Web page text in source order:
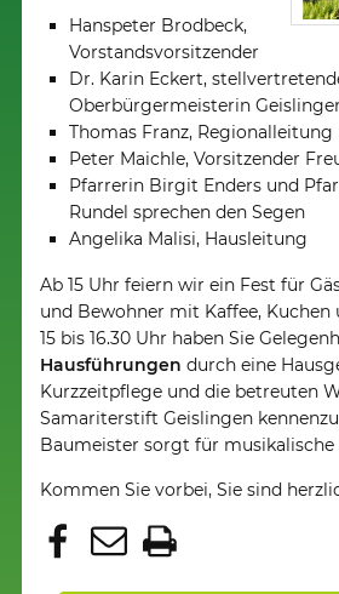
Hanspeter Brodbeck,
Vorstandsvorsitzender
Dr. Karin Eckert,
Oberbürgermeisterin
Thomas Franz, Regionalleitung
Peter Maichle, Vorsitzender
Pfarrerin Birgit Enders und
Rundel sprechen den Segen
Angelika Malisi, Hausleitung
Ab 15 Uhr feiern wir ein Fest für
und Bewohner mit Kaffee, Kuchen
15 bis 16.30 Uhr haben Sie
Hausführungendurch eine
Kurzzeitpflege und die betreuten
Samariterstift Geislingen
Baumeister sorgt für
Kommen Sie vorbei, Sie sind